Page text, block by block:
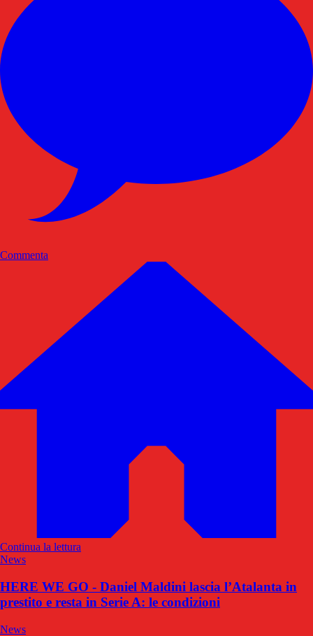
Commenta
Continua la lettura
News
HERE WE GO - Daniel Maldini lascia l’Atalanta in
prestito e resta in Serie A: le condizioni
News